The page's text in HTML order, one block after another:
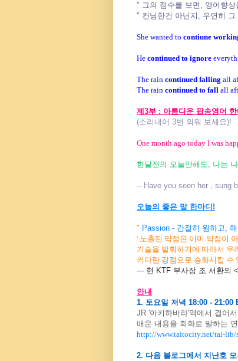
" 그의 점수를 보면, 영어향
" 컨닝한건 아닌지, 우연히
She wanted to contiune
He continued to ignore
The rain continued falling all
The rain continued to fall all
제3부 : 아름다운 팝송영어 한
(소리내어 3번 외워 보세요)!
One month ago today I was
한달전의 오늘만해도, 나는
-- Have you seen her , sung
오늘의 좋은 말 한마디!
" Passion - 간절히 원하고,
' 노출된 약점은 이미 약점이
기술을 발휘하기에 따라서 우
커다란 강점으로 승화시킬 수
--- 현 KTF 부사장 조 서환의
안내
1. 토요일 저녁 18:00 -
JR '아키하바라'역에서 걸어
배운 내용을 회화로 말하는
http://www.taitocity.net/tai-lib/
2. 다음 블로그에서 지난호 모